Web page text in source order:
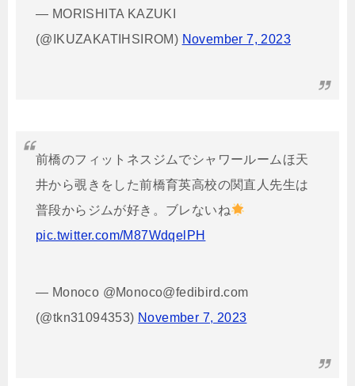
— MORISHITA KAZUKI
(@IKUZAKATIHSIROM) November 7, 2023
前橋のフィットネスジムでシャワールームほ天
井から覗きをした前橋育英高校の関直人先生は
普段からジムが好き。ブレないね
pic.twitter.com/M87WdqelPH
— Monoco @Monoco@fedibird.com
(@tkn31094353) November 7, 2023